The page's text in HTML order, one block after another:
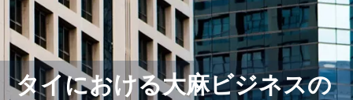
タイにおける大麻ビジネスの